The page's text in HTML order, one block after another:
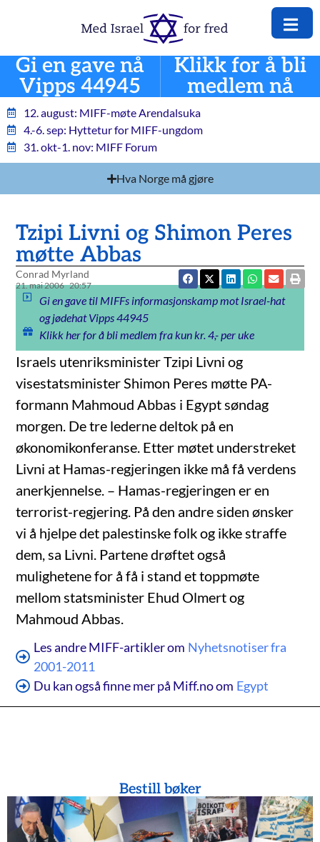
Gi en gave nå
Vipps 44945
Klikk for å bli
medlem nå
12. august: MIFF-møte Arendalsuka
4.-6. sep: Hyttetur for MIFF-ungdom
31. okt-1. nov: MIFF Forum
Hva Norge må gjøre
Tzipi Livni og Shimon Peres
møtte Abbas
Conrad Myrland
21. mai 2006 20:57
Gi en gave til MIFFs informasjonskamp mot Israel-hat
og jødehat Vipps 44945
Klikk her for å bli medlem fra kun kr. 4,- per uke
Israels utenriksminister Tzipi Livni og
visestatsminister Shimon Peres møtte PA-
formann Mahmoud Abbas i Egypt søndag
morgen. De tre lederne deltok på en
økonomikonferanse. Etter møtet understreket
Livni at Hamas-regjeringen ikke må få verdens
anerkjennelse. – Hamas-regjeringen er en
terrorist-regjering. På den andre siden ønsker
vi å hjelpe det palestinske folk og ikke straffe
dem, sa Livni. Partene drøftet også
mulighetene for å få i stand et toppmøte
mellom statsminister Ehud Olmert og
Mahmoud Abbas.
Les andre MIFF-artikler om Nyhetsnotiser fra
2001-2011
Du kan også finne mer på Miff.no om Egypt
Bestill bøker